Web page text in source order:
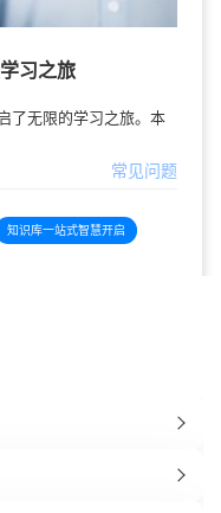
习之旅
了无限的学习之旅。本
常见问题
知识库一站式智慧开启